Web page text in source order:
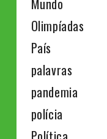
Mundo
Olimpíadas
País
palavras
pandemia
polícia